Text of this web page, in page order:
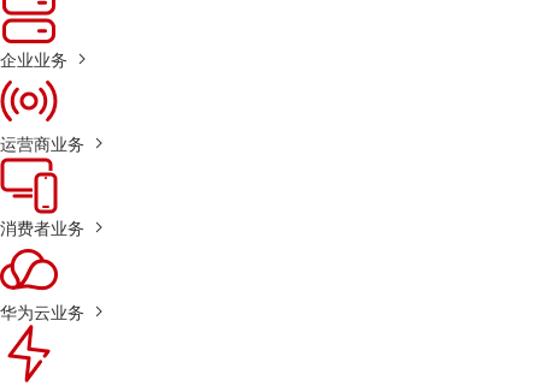
企业业务
运营商业务
消费者业务
华为云业务